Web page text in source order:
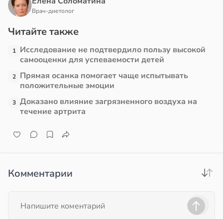
Врач-диетолог
Читайте также
1 Исследование не подтвердило пользу высокой
самооценки для успеваемости детей
2 Прямая осанка помогает чаще испытывать
положительные эмоции
3 Доказано влияние загрязненного воздуха на
течение артрита
Комментарии